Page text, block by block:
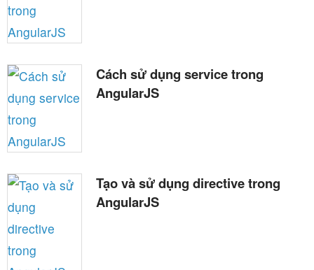
Cách sử dụng service trong
AngularJS
Tạo và sử dụng directive trong
AngularJS